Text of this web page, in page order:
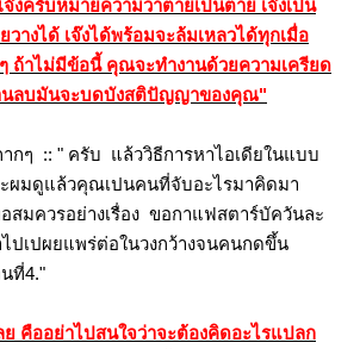
งครับหมายความว่าตายเป็นตาย เจ๊งเป็น
วางได้ เจ๊งได้พร้อมจะล้มเหลวได้ทุกเมื่อ
ถ้าไม่มีข้อนี้ คุณจะทำงานด้วยความเครียด
นลบมันจะบดบังสติปัญญาของคุณ"
ากๆ :: " ครับ แล้ววิธีการหาไอเดียในแบบ
ผมดูแล้วคุณเปนคนที่จับอะไรมาคิดมา
สมควรอย่างเรื่อง ขอกาแฟสตาร์บัควันละ
เปผยแพร่ต่อในวงกว้างจนคนกดขึ้น
ที่4."
คืออย่าไปสนใจว่าจะต้องคิดอะไรแปลก